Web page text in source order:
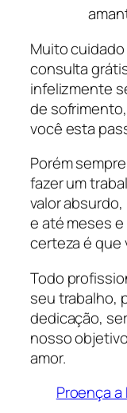
Muito
consulta
infelizmente
de
você esta
Porém
fazer um
valor
e até meses
certeza é que
Todo
seu trabalho,
dedicação,
nosso
amor.
Proença a